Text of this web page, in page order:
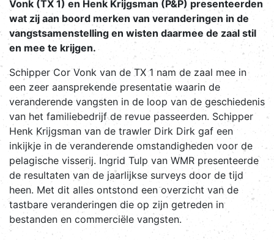
Vonk (TX 1) en Henk Krijgsman (P&P) presenteerden
wat zij aan boord merken van veranderingen in de
vangstsamenstelling en wisten daarmee de zaal stil
en mee te krijgen.
Schipper Cor Vonk van de TX 1 nam de zaal mee in
een zeer aansprekende presentatie waarin de
veranderende vangsten in de loop van de geschiedenis
van het familiebedrijf de revue passeerden. Schipper
Henk Krijgsman van de trawler Dirk Dirk gaf een
inkijkje in de veranderende omstandigheden voor de
pelagische visserij. Ingrid Tulp van WMR presenteerde
de resultaten van de jaarlijkse surveys door de tijd
heen. Met dit alles ontstond een overzicht van de
tastbare veranderingen die op zijn getreden in
bestanden en commerciële vangsten.